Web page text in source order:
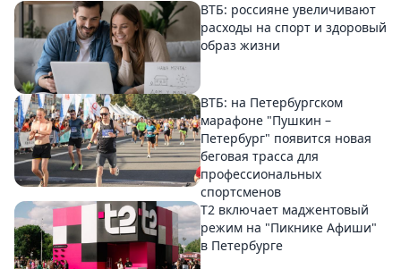
ВТБ: россияне увеличивают
расходы на спорт и здоровый
образ жизни
ВТБ: на Петербургском
марафоне "Пушкин –
Петербург" появится новая
беговая трасса для
профессиональных
спортсменов
Т2 включает маджентовый
режим на "Пикнике Афиши"
в Петербурге